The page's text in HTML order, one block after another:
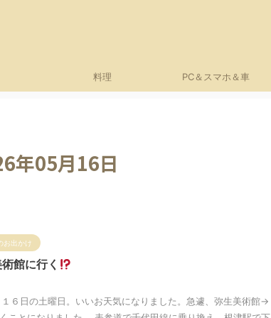
料理 PC＆スマホ＆車
年05月16日
お出かけ
館に行く
６日の土曜日。いいお天気になりました。急遽、弥生美術館→